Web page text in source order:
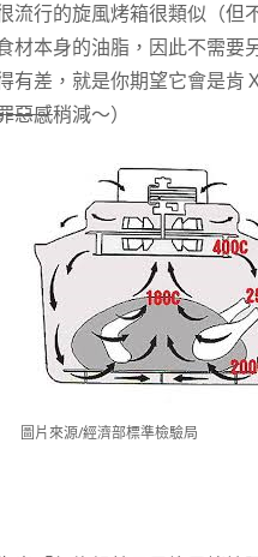
流行的旋風烤箱很類似（
材本身的油脂，因此不需
有差，就是你期望它會是
惡感稍減～）
圖片來源/經濟部標準檢驗局